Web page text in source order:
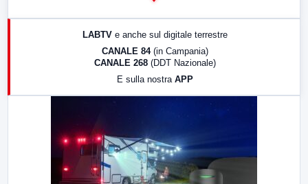
17:00 LabNews (replica)
LABTV e anche sul digitale terrestre
CANALE 84 (in Campania)
CANALE 268 (DDT Nazionale)
E sulla nostra APP